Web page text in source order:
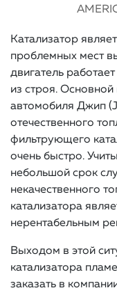
Катализатор
проблемных мест
двигатель
из строя.
автомобиля Джип
отечественного
фильтрующего
очень быстро.
небольшой срок
некачественного
катализатора
нерентабельным
Выходом в этой
катализатора
заказать в